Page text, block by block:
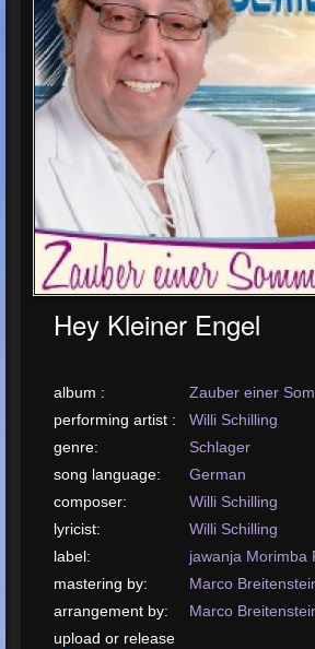
Hey Kleiner Engel
album :
Zauber einer
performing artist :
Willi Schilling
genre:
Schlager
song language:
German
composer:
Willi Schilling
lyricist:
Willi Schilling
label:
jawanja Morimba
mastering by:
Marco
arrangement by:
Marco
upload or release